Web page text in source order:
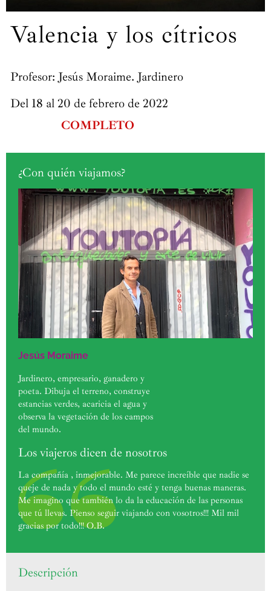
Valencia y los cítricos
Profesor: Jesús Moraime. Jardinero
Del 18 al 20 de febrero de 2022
COMPLETO
¿Con quién viajamos?
Jesús Moraime
Jardinero, empresario, ganadero y
poeta. Dibuja el terreno, construye
estancias verdes, acaricia el agua y
observa la vegetación de los campos
del mundo.
Los viajeros dicen de nosotros
La compañía , inmejorable. Me parece increíble que nadie se
queje de nada y todo el mundo esté y tenga buenas maneras.
Me imagino que también lo da la educación de las personas
que tú llevas. Pienso seguir viajando con vosotros!!! Mil mil
gracias por todo!!! O.B.
Descripción